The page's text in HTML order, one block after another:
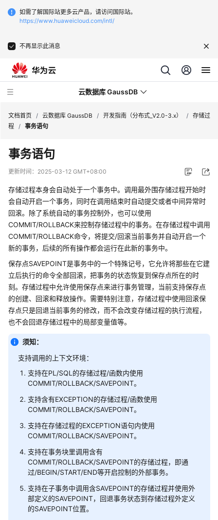
如需了解国际站更多云产品，请访问国际站。
https://www.huaweicloud.com/intl/
不再显示此消息
云数据库 GaussDB
最
新
动
服
务
公
告
品
介
绍
计
费
明
快
速
门
户
南
发
文档首页 / 云数据库 GaussDB / 开发指南（分布式_V2.0-3.x） / 存储过
程 / 事务语句
事务语句
更新时间： 2025-03-12 GMT+08:00
存储过程本身会自动处于一个事务中。调用最外围存储过程开始时
会自动开启一个事务，同时在调用结束时自动提交或者中间异常时
回滚。除了系统自动的事务控制外，也可以使用
COMMIT/ROLLBACK来控制存储过程中的事务。在存储过程中调用
COMMIT/ROLLBACK命令，将提交/回滚当前事务并自动开启一个
新的事务，后续的所有操作都会运行在此新的事务中。
保存点SAVEPOINT是事务中的一个特殊记号，它允许将那些在它建
立后执行的命令全部回滚，把事务的状态恢复到保存点所在的时
刻。存储过程中允许使用保存点来进行事务管理，当前支持保存点
的创建、回滚和释放操作。需要特别注意，存储过程中使用回滚保
存点只是回退当前事务的修改，而不会改变存储过程的执行流程，
也不会回退存储过程中的局部变量值等。
须知：
支持调用的上下文环境：
支持在PL/SQL的存储过程/函数内使用
COMMIT/ROLLBACK/SAVEPOINT。
支持含有EXCEPTION的存储过程/函数使用
COMMIT/ROLLBACK/SAVEPOINT。
支持在存储过程的EXCEPTION语句内使用
COMMIT/ROLLBACK/SAVEPOINT。
支持在事务块里调用含有
COMMIT/ROLLBACK/SAVEPOINT的存储过程，即通
过/BEGIN/START/END等开启控制的外部事务。
支持在子事务中调用含SAVEPOINT的存储过程并使用外
部定义的SAVEPOINT，回退事务状态到存储过程外定义
的SAVEPOINT位置。